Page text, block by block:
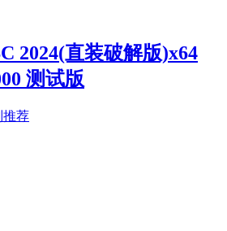
2024(直装破解版)x64
测试版
推荐